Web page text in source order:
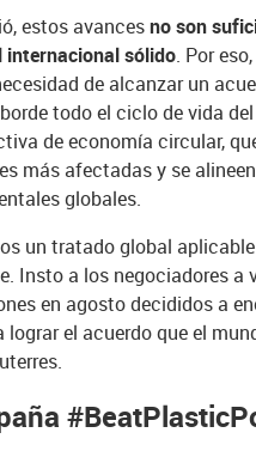
estos avancesno son
internacional sólido. Por
de alcanzar un
todo el ciclo de vida
de economía circular,
más afectadas y se
globales.
un tratado global
Insto a los negociadores a
en agosto decididos a
el acuerdo que el